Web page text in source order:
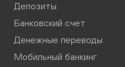
Депозиты
Банковский счет
Денежные переводы
Мобильный банкинг